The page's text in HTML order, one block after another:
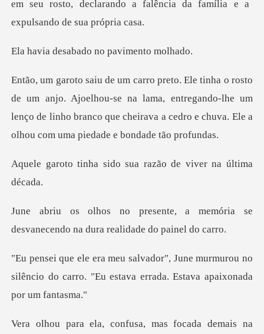
abado no pavi
Ajoelhou-se na lama, entregando-lhe um
lenço de linho branco que cheira
sido sua razão de vi
a memória se
desvanecendo na du
murmurou no
silêncio do carro. "Eu estava
fusa, mas focada demais